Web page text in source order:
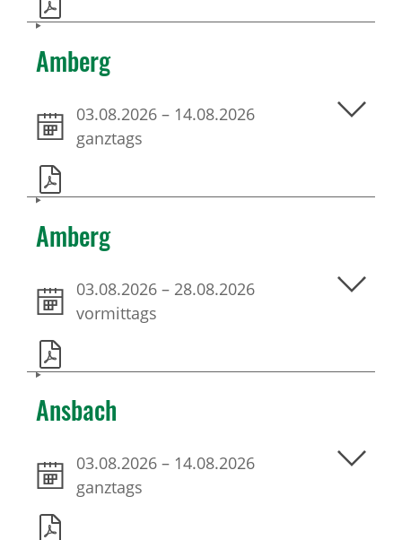
Amberg
03.08.2026 – 14.08.2026
ganztags
Amberg
03.08.2026 – 28.08.2026
vormittags
Ansbach
03.08.2026 – 14.08.2026
ganztags